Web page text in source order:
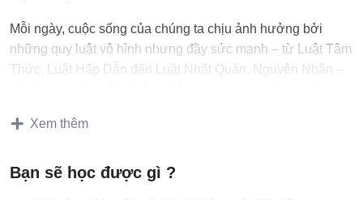
Mỗi ngày, cuộc sống của chúng ta chịu ảnh hưởng bởi
những quy luật vô hình nhưng đầy sức mạnh – từ Luật Tâm
Thức, Luật Hấp Dẫn đến Luật Nhất Quán, Nguyên Nhân –
nào để ứng dụng chúng vào hành trình trưởng thành, chữa
Xem thêm
Bạn sẽ học được gì ?